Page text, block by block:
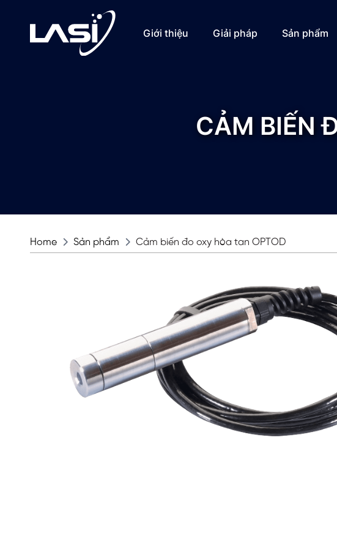
Giới thiệu Giải pháp Sản phẩm
CẢM BIẾN
Home Sản phẩm Cảm biến đo oxy hòa tan OPTOD